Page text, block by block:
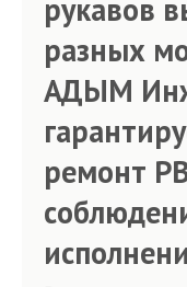
рукавов
разных
АДЫМ
ремонт